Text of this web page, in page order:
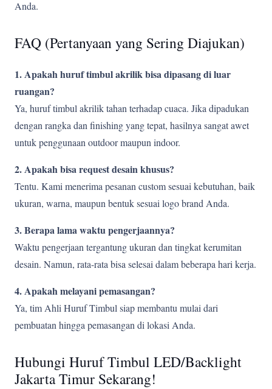
Anda.
FAQ (Pertanyaan yang Sering Diajukan)
1. Apakah huruf timbul akrilik bisa dipasang di luar
ruangan?
Ya, huruf timbul akrilik tahan terhadap cuaca. Jika dipadukan
dengan rangka dan finishing yang tepat, hasilnya sangat awet
untuk penggunaan outdoor maupun indoor.
2. Apakah bisa request desain khusus?
Tentu. Kami menerima pesanan custom sesuai kebutuhan, baik
ukuran, warna, maupun bentuk sesuai logo brand Anda.
3. Berapa lama waktu pengerjaannya?
Waktu pengerjaan tergantung ukuran dan tingkat kerumitan
desain. Namun, rata-rata bisa selesai dalam beberapa hari kerja.
4. Apakah melayani pemasangan?
Ya, tim Ahli Huruf Timbul siap membantu mulai dari
pembuatan hingga pemasangan di lokasi Anda.
Hubungi Huruf Timbul LED/Backlight
Jakarta Timur Sekarang!